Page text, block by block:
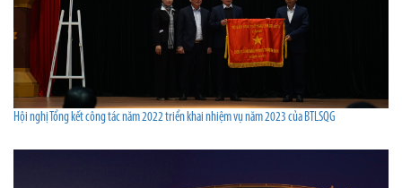
Hội nghị Tổng kết công tác năm 2022 triển khai nhiệm vụ năm 2023 của BTLSQG